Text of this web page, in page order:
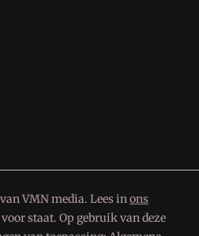
VMN media. Lees inons
staat. Op gebruik van deze